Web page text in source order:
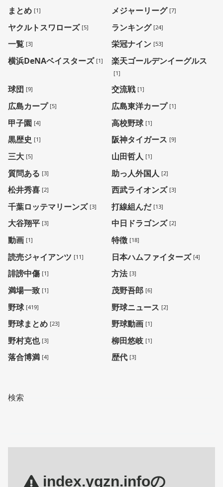
まとめ [1] メジャーリーグ [7]
ヤクルトスワローズ [5] ランキング [24]
一覧 [3] 栄冠ナイン [53]
横浜DeNAベイスターズ [1] 楽天ゴールデンイーグルス
[1]
球団 [9] 交流戦 [1]
広島カープ [5] 広島東洋カープ [1]
甲子園 [4] 高校野球 [1]
黒歴史 [1] 阪神タイガース [9]
三大 [5] 山田哲人 [1]
質問ある [3] 助っ人外国人 [2]
松井秀喜 [2] 西武ライオンズ [3]
千葉ロッテマリーンズ [3] 打線組んだ [13]
大谷翔平 [3] 中日ドラゴンズ [2]
動画 [1] 特徴 [18]
読売ジャイアンツ [11] 日本ハムファイターズ [4]
誹謗中傷 [1] 方法 [3]
満場一致 [1] 茂野吾郎 [6]
野球 [419] 野球ニュース [2]
野球まとめ [23] 野球動画 [1]
野村克也 [3] 柳田悠岐 [1]
落合博満 [4] 歴代 [3]
検索